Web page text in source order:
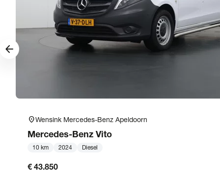
location_onWensink Mercedes-Benz Apeldoorn
Mercedes-Benz Vito
10 km 2024 Diesel
€ 43.850
arrow_forward